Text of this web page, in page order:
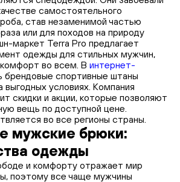
самостоятельного
став незаменимой частью
или для походов на природу
маркет Terra Pro предлагает
одежды для стильных мужчин,
во всем. В интернет-
брендовые спортивные штаны
условиях. Компания
скидки и акции, которые позволяют
вещь по доступной цене.
во все регионы страны.
мужские брюки:
одежды
и комфорту отражает мир
поэтому все чаще мужчины